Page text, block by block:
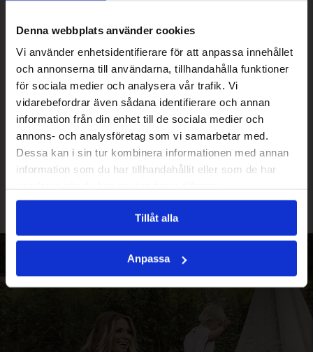
Denna webbplats använder cookies
Vi använder enhetsidentifierare för att anpassa innehållet
och annonserna till användarna, tillhandahålla funktioner
för sociala medier och analysera vår trafik. Vi
vidarebefordrar även sådana identifierare och annan
information från din enhet till de sociala medier och
annons- och analysföretag som vi samarbetar med.
Dessa kan i sin tur kombinera informationen med annan
information som du har tillhandahållit eller som de har
Tillåt alla
Anpassa
PETITE PAPILLION ARMBAND